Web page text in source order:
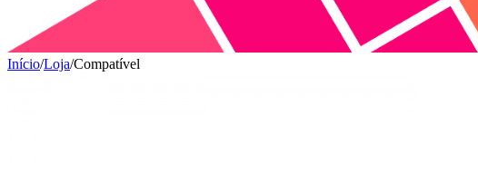
Início/Loja/Compatível